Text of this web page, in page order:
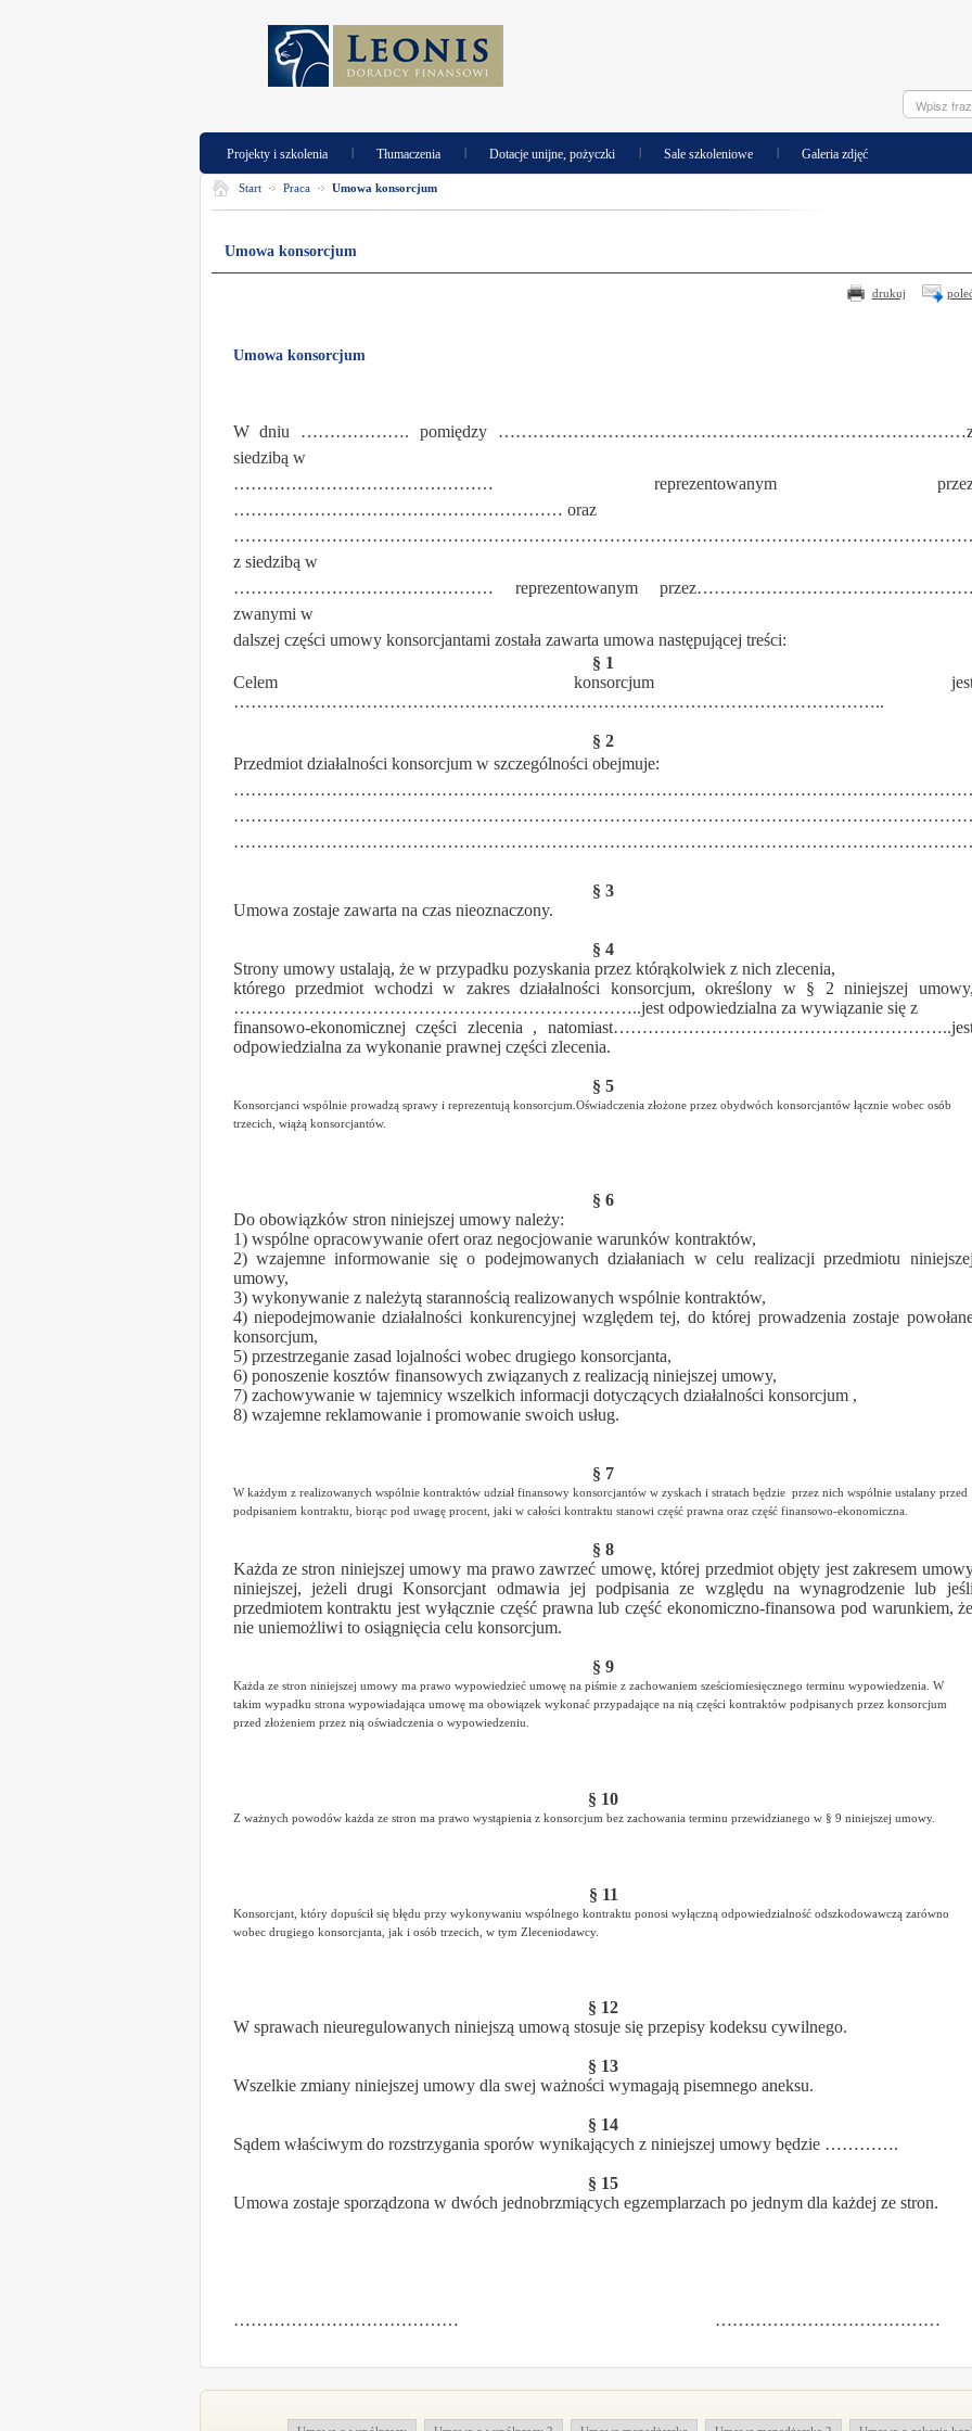
Projekty i szkolenia | Tłumaczenia | Dotacje unijne, pożyczki | Sale szkoleniowe | Galeria zdjęć
Start Praca Umowa konsorcjum
Umowa konsorcjum
drukuj
Umowa konsorcjum
W dniu ………………. pomiędzy
siedzibą w
……………………………………… reprezentowanym
………………………………………………… oraz
z siedzibą w
……………………………………… reprezentowanym przez…………………………………………
zwanymi w
dalszej części umowy konsorcjantami została zawarta umowa następującej treści:
§ 1
Celem konsorcjum
…………………………………………………………………………………………………..
§ 2
Przedmiot działalności konsorcjum w szczególności obejmuje:
§ 3
Umowa zostaje zawarta na czas nieoznaczony.
§ 4
Strony umowy ustalają, że w przypadku pozyskania przez którąkolwiek z nich zlecenia,
którego przedmiot wchodzi w zakres działalności konsorcjum, określony w § 2 niniejszej umowy,
……………………………………………………………..jest odpowiedzialna za wywiązanie się z
finansowo-ekonomicznej części zlecenia ,
odpowiedzialna za wykonanie prawnej części zlecenia.
§ 5
Konsorcjanci wspólnie prowadzą sprawy i reprezentują konsorcjum.Oświadczenia złożone przez obydwóch konsorcjantów łącznie wobec osób
trzecich, wiążą konsorcjantów.
§ 6
Do obowiązków stron niniejszej umowy należy:
1) wspólne opracowywanie ofert oraz negocjowanie warunków kontraktów,
2) wzajemne informowanie się o podejmowanych działaniach w celu realizacji przedmiotu niniejszej
umowy,
3) wykonywanie z należytą starannością realizowanych wspólnie kontraktów,
4) niepodejmowanie działalności konkurencyjnej względem tej, do której prowadzenia zostaje
konsorcjum,
5) przestrzeganie zasad lojalności wobec drugiego konsorcjanta,
6) ponoszenie kosztów finansowych związanych z realizacją niniejszej umowy,
7) zachowywanie w tajemnicy wszelkich informacji dotyczących działalności konsorcjum ,
8) wzajemne reklamowanie i promowanie swoich usług.
§ 7
W każdym z realizowanych wspólnie kontraktów udział finansowy konsorcjantów w zyskach i stratach będzie przez nich wspólnie ustalany przed
podpisaniem kontraktu, biorąc pod uwagę procent, jaki w całości kontraktu stanowi część prawna oraz część finansowo-ekonomiczna.
§ 8
Każda ze stron niniejszej umowy ma prawo zawrzeć umowę, której przedmiot objęty jest zakresem
niniejszej, jeżeli drugi Konsorcjant odmawia jej podpisania ze względu na wynagrodzenie lub jeśli
przedmiotem kontraktu jest wyłącznie część prawna lub część ekonomiczno-finansowa pod warunkiem, że
nie uniemożliwi to osiągnięcia celu konsorcjum.
§ 9
Każda ze stron niniejszej umowy ma prawo wypowiedzieć umowę na piśmie z zachowaniem sześciomiesięcznego terminu wypowiedzenia. W
takim wypadku strona wypowiadająca umowę ma obowiązek wykonać przypadające na nią części kontraktów podpisanych przez konsorcjum
przed złożeniem przez nią oświadczenia o wypowiedzeniu.
§ 10
Z ważnych powodów każda ze stron ma prawo wystąpienia z konsorcjum bez zachowania terminu przewidzianego w § 9 niniejszej umowy.
§ 11
Konsorcjant, który dopuścił się błędu przy wykonywaniu wspólnego kontraktu ponosi wyłączną odpowiedzialność odszkodowawczą zarówno
wobec drugiego konsorcjanta, jak i osób trzecich, w tym Zleceniodawcy.
§ 12
W sprawach nieuregulowanych niniejszą umową stosuje się przepisy kodeksu cywilnego.
§ 13
Wszelkie zmiany niniejszej umowy dla swej ważności wymagają pisemnego aneksu.
§ 14
Sądem właściwym do rozstrzygania sporów wynikających z niniejszej umowy będzie ………….
§ 15
Umowa zostaje sporządzona w dwóch jednobrzmiących egzemplarzach po jednym dla każdej ze stron.
………………………………… …………………………………